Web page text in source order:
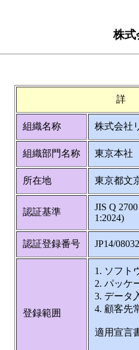
株式
詳
組織名称 株式会社
組織部門名称 東京本社
所在地 東京都文
認証基準
JIS Q
1:2024)
認証登録番号 JP14/
登録範囲
1. ソフト
2. パッケ
3. データ
4. 顧客先
適用宣言